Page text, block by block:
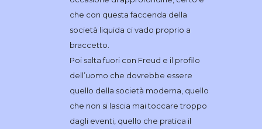
che con questa faccenda della
società liquida ci vado proprio a
braccetto.
Poi salta fuori con Freud e il profilo
dell’uomo che dovrebbe essere
quello della società moderna, quello
che non si lascia mai toccare troppo
dagli eventi, quello che pratica il